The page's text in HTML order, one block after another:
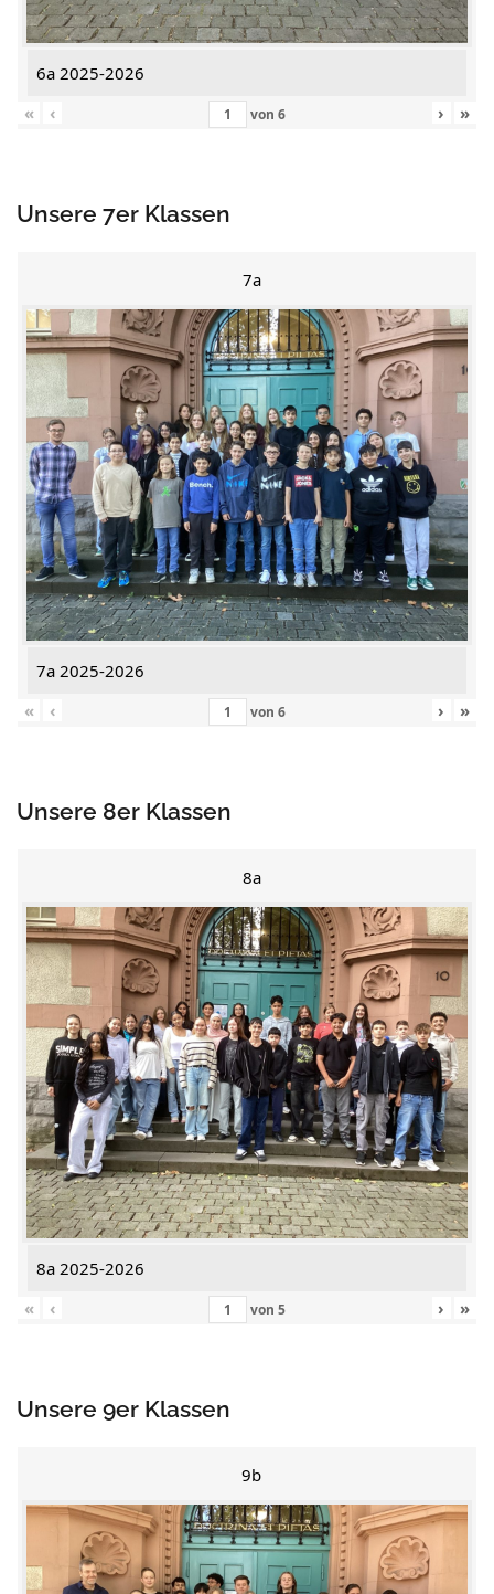
6a 2025-2026
«
‹ von 6 › »
Unsere 7er Klassen
7a
7a 2025-2026
«
‹ von 6 › »
Unsere 8er Klassen
8a
8a 2025-2026
«
‹ von 5 › »
Unsere 9er Klassen
9b